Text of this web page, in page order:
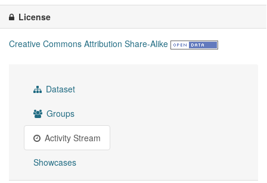
License
Creative Commons Attribution Share-Alike
Dataset
Groups
Activity Stream
Showcases